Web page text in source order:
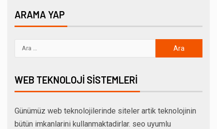
ARAMA YAP
WEB TEKNOLOJI SISTEMLERI
Günümüz web teknolojilerinde siteler artik teknolojinin
bütün imkanlarini kullanmaktadirlar. seo uyumlu